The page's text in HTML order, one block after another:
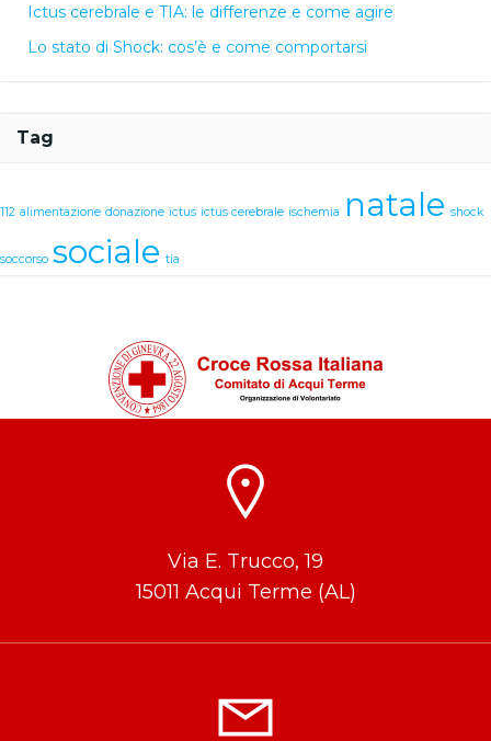
Ictus cerebrale e TIA: le differenze e come agire
Lo stato di Shock: cos’è e come comportarsi
Tag
112 alimentazione donazione ictus ictus cerebrale ischemia natale shock
soccorso sociale tia
Via E. Trucco, 19
15011 Acqui Terme (AL)